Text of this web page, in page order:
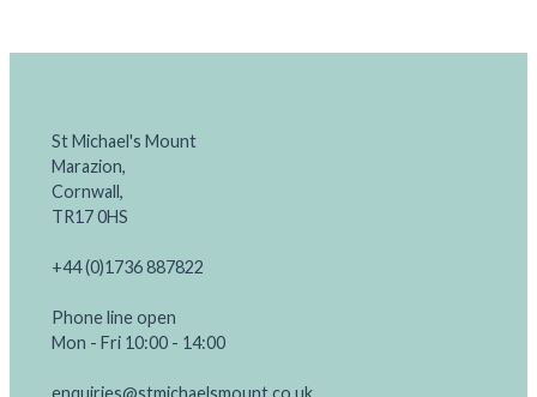
St Michael's Mount
Marazion,
Cornwall,
TR17 0HS
+44 (0)1736 887822
Phone line open
Mon - Fri 10:00 - 14:00
enquiries@stmichaelsmount.co.uk